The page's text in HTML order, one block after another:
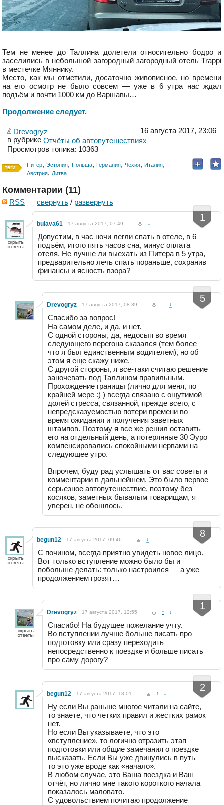
Тем не менее до Таллина долетели относительно бодро и
заселились в небольшой загородный загородный отель Trappi
в местечке Mяннику.
Место, как мы отметили, досаточно живописное, но времени
на его осмотр не было совсем — уже в 6 утра нас ждал
подъём и почти 1000 км до Варшавы…
Продолжение следует.
Drevogryz
16 августа 2017, 23:06
в рубрике Отчёты об автопутешествиях
Просмотров топика: 10363
Питер, Эстония, Польша, Германия, Чехия, Италия,
Австрия, Литва
Комментарии (11)
RSS свернуть / развернуть
1
bulava61 17 августа 2017, 07:49 ↓
Допустим, в час ночи легли спать в отеле, в 6
подъём, итого пять часов сна, минус оплата
отеля. Не лучше ли выехать из Питера в 5 утра,
предварительно лечь спать пораньше, сохранив
финансы и ясность взора?
5
Drevogryz 17 августа 2017, 08:39 ↑ ↓
Спасибо за вопрос!
На самом деле, и да, и нет.
С одной стороны, да, недосып во время
следующего перегона сказался (тем более
что я был единственным водителем), но об
этом я еще скажу ниже.
С другой стороны, я все-таки считаю решение
заночевать под Таллином правильным.
Прохождение границы (лично для меня, по
крайней мере :) ) всегда связано с ощутимой
долей стресса, связанной, прежде всего, с
непредсказуемостью потери времени во
время ожидания и получения заветных
штампов. Поэтому я все же решил оставить
его на отдельный день, а потерянные 30 Эуро
компенсировались спокойными нервами на
следующее утро.
Впрочем, буду рад услышать от вас советы и
комментарии в дальнейшем. Это было первое
серьезное автопутешествие, поэтому без
косяков, заметных бывалым товарищам, я
уверен, не обошлось.
8
begun12 17 августа 2017, 09:46 ↓
С почином, всегда приятно увидеть новое лицо.
Вот только вступление можно было бы и
побольше делать: только настроился — а уже
продолжением грозят…
1
Drevogryz 17 августа 2017, 12:55 ↑ ↓
Спасибо! На будущее пожелание учту.
Во вступлении лучше больше писать про
подготовку или сразу переходить
непосредственно к поездке и больше писать
про саму дорогу?
2
begun12 17 августа 2017, 13:01 ↑ ↓
Ну если Вы раньше многое читали на сайте,
то знаете, что четких правил и жестких рамок
нет.
Но если Вы указываете, что это
«вступление», то логично отразить этап
подготовки или общие замечания о поездке
высказать. Если Вы уже двинулись в путь —
то это уже вроде как «начало».
В любом случае, это Ваша поездка и Ваш
отчёт, но лично мне такого короткого начала
показалось маловато.
С удовольствием почитаю продолжение